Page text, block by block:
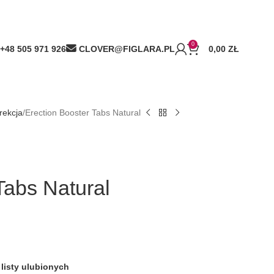
+48 505 971 926 CLOVER@FIGLARA.PL 0 0,00 ZŁ
Erection Booster Tabs Natural
Natural
listy ulubionych